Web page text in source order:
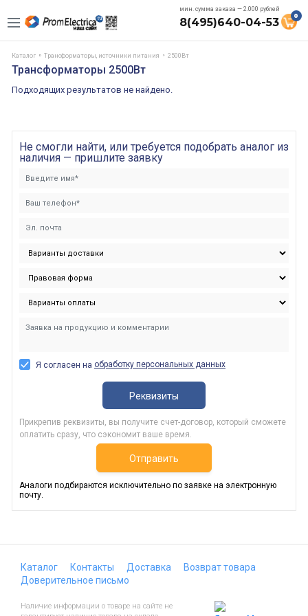
мин. сумма заказа — 2.000 рублей
8(495)640-04-53 0
Каталог Трансформаторы, источники питания 2500Вт
Трансформаторы 2500Вт
Подходящих результатов не найдено.
Не смогли найти, или требуется подобрать аналог из
наличия — пришлите заявку
Я согласен на обработку персональных данных
Реквизиты
Прикрепив реквизиты, вы получите счет-договор, который сможете
оплатить сразу, что сэкономит ваше время.
Отправить
Аналоги подбираются исключительно по заявке на электронную
почту.
Каталог Контакты Доставка
Возврат товара
Доверительное письмо
Наличие информации о товаре на сайте не